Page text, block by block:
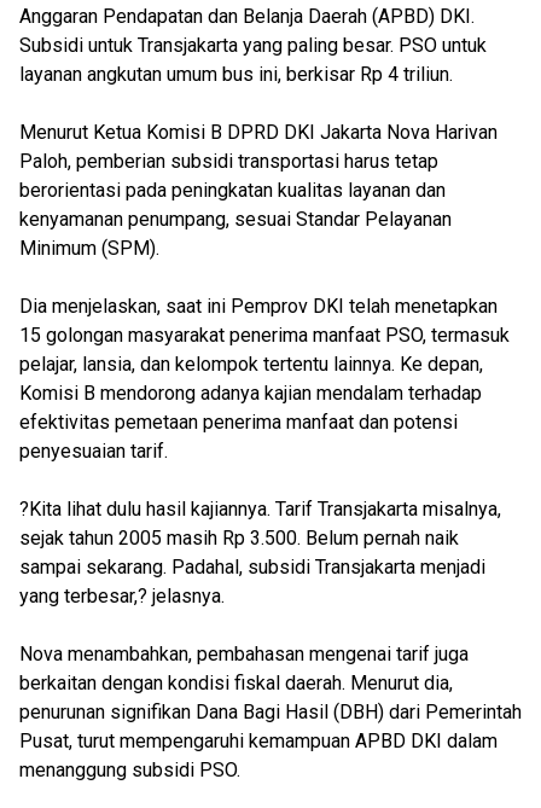
Anggaran Pendapatan dan Belanja Daerah (APBD) DKI.
Subsidi untuk Transjakarta yang paling besar. PSO untuk
layanan angkutan umum bus ini, berkisar Rp 4 triliun.
Menurut Ketua Komisi B DPRD DKI Jakarta Nova Harivan
Paloh, pemberian subsidi transportasi harus tetap
berorientasi pada peningkatan kualitas layanan dan
kenyamanan penumpang, sesuai Standar Pelayanan
Minimum (SPM).
Dia menjelaskan, saat ini Pemprov DKI telah menetapkan
15 golongan masyarakat penerima manfaat PSO, termasuk
pelajar, lansia, dan kelompok tertentu lainnya. Ke depan,
Komisi B mendorong adanya kajian mendalam terhadap
efektivitas pemetaan penerima manfaat dan potensi
penyesuaian tarif.
?Kita lihat dulu hasil kajiannya. Tarif Transjakarta misalnya,
sejak tahun 2005 masih Rp 3.500. Belum pernah naik
sampai sekarang. Padahal, subsidi Transjakarta menjadi
yang terbesar,? jelasnya.
Nova menambahkan, pembahasan mengenai tarif juga
berkaitan dengan kondisi fiskal daerah. Menurut dia,
penurunan signifikan Dana Bagi Hasil (DBH) dari Pemerintah
Pusat, turut mempengaruhi kemampuan APBD DKI dalam
menanggung subsidi PSO.